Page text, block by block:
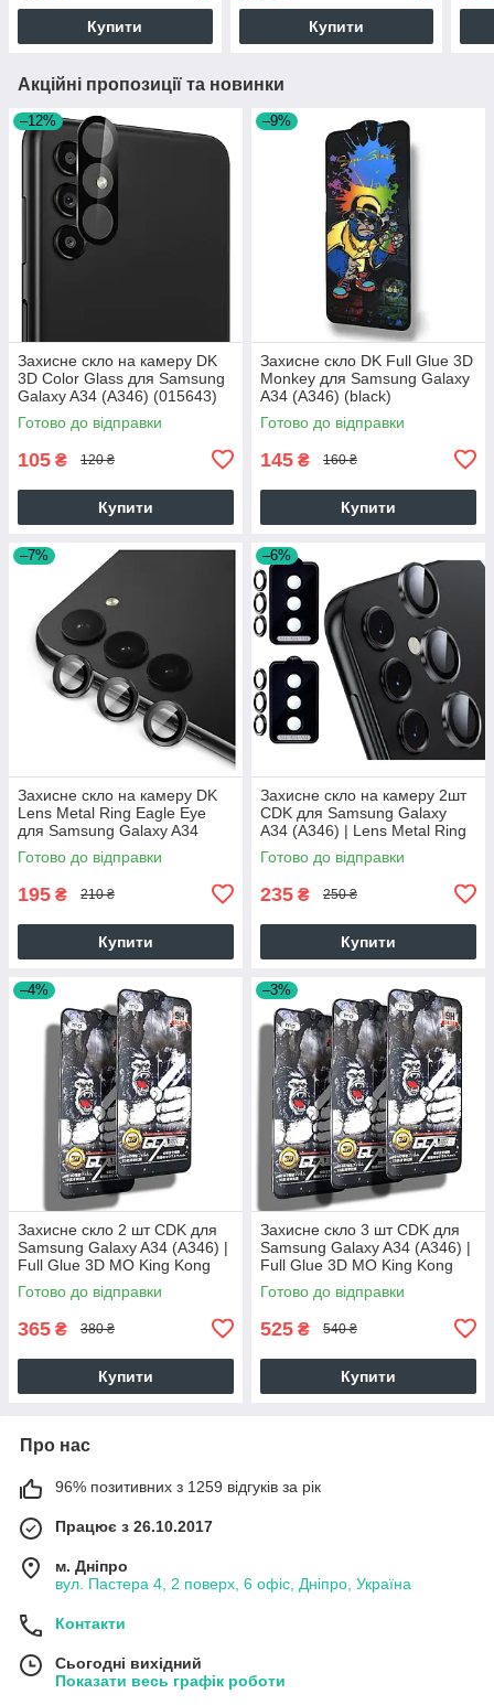
Купити Купити
Акційні пропозиції та новинки
–12%
Захисне скло на камеру DK
3D Color Glass для Samsung
Galaxy A34 (A346) (015643)
(black)
Готово до відправки
105 ₴ 120 ₴
Купити
–9%
Захисне скло DK Full Glue 3D
Monkey для Samsung Galaxy
A34 (A346) (black)
Готово до відправки
145 ₴ 160 ₴
Купити
–7%
Захисне скло на камеру DK
Lens Metal Ring Eagle Eye
для Samsung Galaxy A34
(A346) (015722) (black)
Готово до відправки
195 ₴ 210 ₴
Купити
–6%
Захисне скло на камеру 2шт
CDK для Samsung Galaxy
A34 (A346) | Lens Metal Ring
Eagle Eye (015722) (black)
Готово до відправки
235 ₴ 250 ₴
Купити
–4%
Захисне скло 2 шт CDK для
Samsung Galaxy A34 (A346) |
Full Glue 3D MO King Kong
(016157) (black)
Готово до відправки
365 ₴ 380 ₴
Купити
–3%
Захисне скло 3 шт CDK для
Samsung Galaxy A34 (A346) |
Full Glue 3D MO King Kong
(016157) (black)
Готово до відправки
525 ₴ 540 ₴
Купити
Про нас
96% позитивних з 1259 відгуків за рік
Працює з 26.10.2017
м. Дніпро
вул. Пастера 4, 2 поверх, 6 офіс, Дніпро, Україна
Контакти
Сьогодні вихідний
Показати весь графік роботи